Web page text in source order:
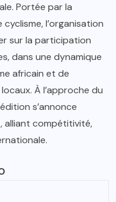
Portée par la
l’organisation
sur la participation
dans une dynamique
africain et de
À l’approche du
s’annonce
alliant compétitivité,